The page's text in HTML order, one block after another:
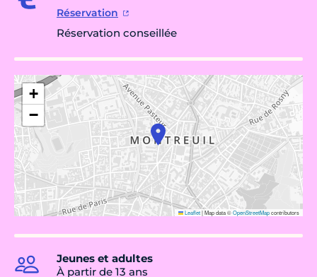
Réservation
Réservation conseillée
+
−
Leaflet|Map data ©OpenStreetMapcontributors
Jeunes et adultes
À partir de 13 ans